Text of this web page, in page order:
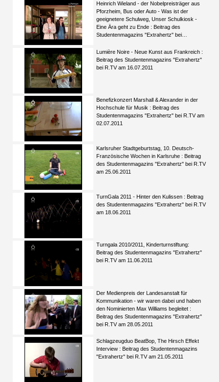
Heinrich Wieland - der Nobelpreisträger aus
Pforzheim, Bus oder Auto - Was ist der
geeignetere Schulweg, Unser Schulkiosk -
Eine Ära geht zu Ende : Beitrag des
Studentenmagazins "Extrahertz" bei
Lumière Noire - Neue Kunst aus Frankreich :
Beitrag des Studentenmagazins "Extrahertz"
bei R.TV am 16.07.2011
Benefizkonzert Marshall & Alexander in der
Hochschule für Musik : Beitrag des
Studentenmagazins "Extrahertz" bei R.TV am
02.07.2011
Karlsruher Stadtgeburtstag, 10. Deutsch-
Französische Wochen in Karlsruhe : Beitrag
des Studentenmagazins "Extrahertz" bei R.TV
am 25.06.2011
TurnGala 2011 - Hinter den Kulissen : Beitrag
des Studentenmagazins "Extrahertz" bei R.TV
am 18.06.2011
Turngala 2010/2011, Kinderturnstiftung:
Beitrag des Studentenmagazins "Extrahertz"
bei R.TV am 11.06.2011
Der Medienpreis der Landesanstalt für
Kommunikation - wir waren dabei und haben
den Nominierten Max Williams begleitet :
Beitrag des Studentenmagazins "Extrahertz"
bei R.TV am 28.05.2011
Schlagzeugduo BeatBop, The Hirsch Effekt
Interview : Beitrag des Studentenmagazins
"Extrahertz" bei R.TV am 21.05.2011